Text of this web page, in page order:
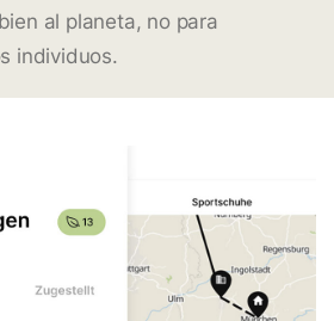
al planeta, no para
individuos.